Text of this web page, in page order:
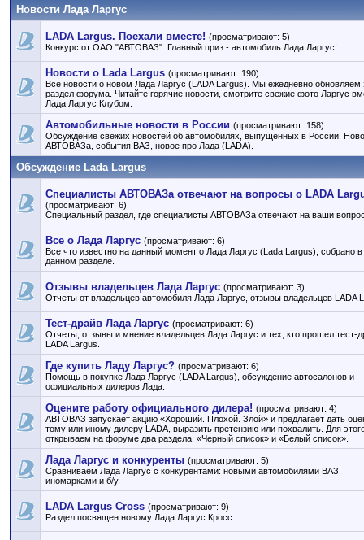
Новости Лада Ларгус
LADA Largus. Поехали вместе! (просматривают: 5)
Конкурс от ОАО "АВТОВАЗ". Главный приз - автомобиль Лада Ларгус!
Новости о Lada Largus (просматривают: 190)
Все новости о новом Лада Ларгус (LADA Largus). Мы ежедневно обновляем
раздел форума. Читайте горячие новости, смотрите свежие фото Ларгус
Лада Ларгус Клубом.
Автомобильные новости в России (просматривают: 158)
Обсуждение свежих новостей об автомобилях, выпущенных в России.
АВТОВАЗа, события ВАЗ, новое про Лада (LADA).
Обсуждение Lada Largus
Специалисты АВТОВАЗа отвечают на вопросы о LADA
(просматривают: 6)
Специальный раздел, где специалисты АВТОВАЗа отвечают на ваши
Все о Лада Ларгус (просматривают: 6)
Все что известно на данный момент о Лада Ларгус (Lada Largus), собрано в
данном разделе.
Отзывы владельцев Лада Ларгус (просматривают: 3)
Отчеты от владельцев автомобиля Лада Ларгус, отзывы владельцев LADA
Тест-драйв Лада Ларгус (просматривают: 6)
Отчеты, отзывы и мнение владельцев Лада Ларгус и тех, кто прошел тест-
LADA Largus.
Где купить Ладу Ларгус? (просматривают: 6)
Помощь в покупке Лада Ларгус (LADA Largus), обсуждение автосалонов и
официальных дилеров Лада.
Оцените работу официального дилера! (просматривают: 4)
АВТОВАЗ запускает акцию «Хороший. Плохой. Злой» и предлагает дать
тому или иному дилеру LADA, выразить претензию или похвалить. Для
открываем на форуме два раздела: «Черный список» и «Белый список».
Лада Ларгус и конкуренты (просматривают: 5)
Сравниваем Лада Ларгус с конкурентами: новыми автомобилями ВАЗ,
иномарками и б/у.
LADA Largus Cross (просматривают: 9)
Раздел посвящен новому Лада Ларгус Кросс.